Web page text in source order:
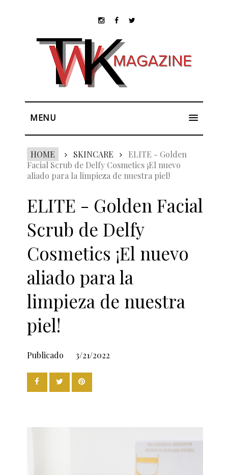
MENU
HOME SKINCARE
ELITE - Golden
Facial Scrub de Delfy Cosmetics ¡El nuevo
aliado para la limpieza de nuestra piel!
ELITE - Golden Facial
Scrub de Delfy
Cosmetics ¡El nuevo
aliado para la
limpieza de nuestra
piel!
Publicado 3/21/2022